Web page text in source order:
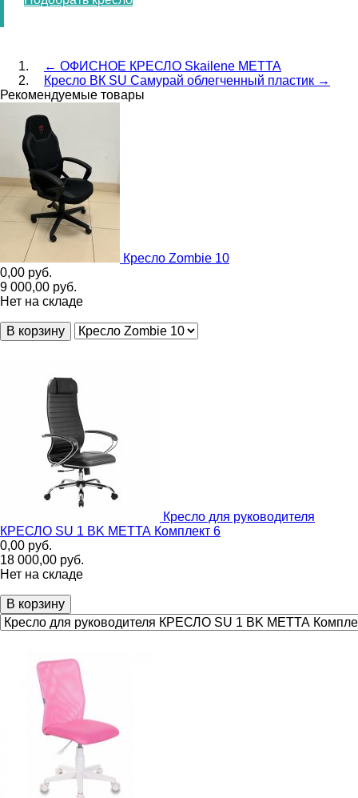
← ОФИСНОЕ КРЕСЛО Skailene МЕТТА
Кресло ВК SU Самурай облегченный пластик →
Рекомендуемые товары
Кресло Zombie 10
0,00 руб.
9 000,00 руб.
Нет на складе
В корзину
Кресло для руководителя
КРЕСЛО SU 1 BK МЕТТА Комплект 6
0,00 руб.
18 000,00 руб.
Нет на складе
В корзину